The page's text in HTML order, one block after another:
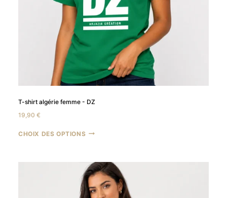
T-shirt algérie femme - DZ
19,90 €
CHOIX DES OPTIONS